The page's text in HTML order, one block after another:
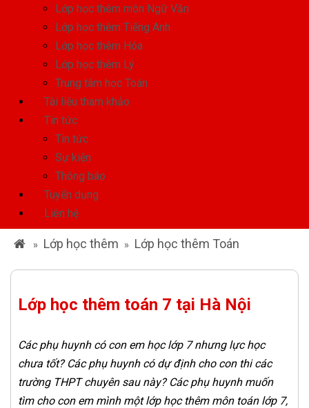
Lớp học thêm môn Ngữ Văn
Lớp học thêm Tiếng Anh
Lớp học thêm Hóa
Lớp học thêm Lý
Trung tâm học Toán
Tài liệu tham khảo
Tin tức
Tin tức
Sự kiện
Thông báo
Tuyển dụng
Liên hệ
» Lớp học thêm » Lớp học thêm Toán
Lớp học thêm toán 7 tại Hà Nội
Các phụ huynh có con em học lớp 7 nhưng lực học
chưa tốt? Các phụ huynh có dự định cho con thi các
trường THPT chuyên sau này? Các phụ huynh muốn
tìm cho con em mình một lớp học thêm môn toán lớp 7,